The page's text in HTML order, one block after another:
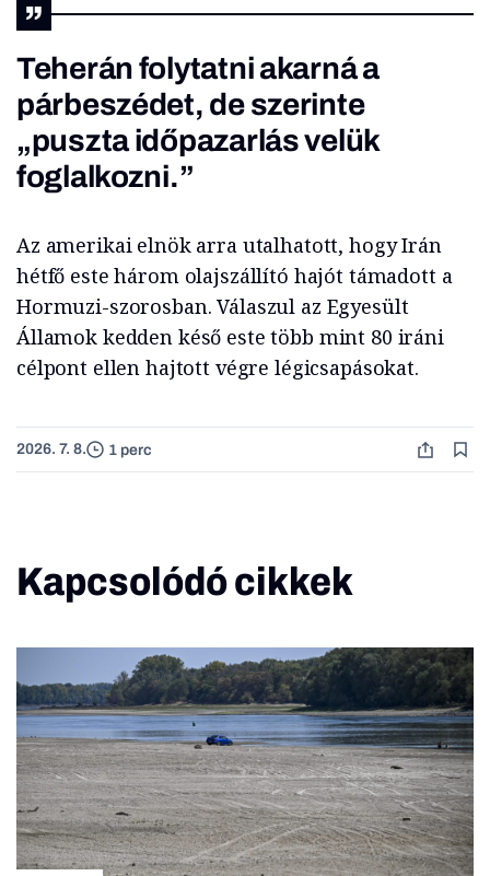
Teherán folytatni akarná a
párbeszédet, de szerinte
„puszta időpazarlás velük
foglalkozni.”
Az amerikai elnök arra utalhatott, hogy Irán
hétfő este három olajszállító hajót támadott a
Hormuzi-szorosban. Válaszul az Egyesült
Államok kedden késő este több mint 80 iráni
célpont ellen hajtott végre légicsapásokat.
2026. 7. 8. 1 perc
Kapcsolódó cikkek